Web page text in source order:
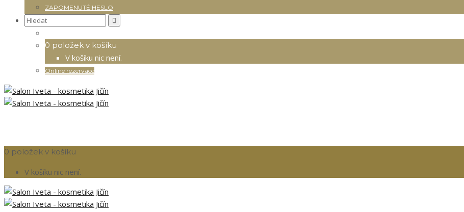
ZAPOMENUTÉ HESLO
Search
0 položek v košíku
V košíku nic není.
Online rezervace
0 položek v košíku
V košíku nic není.